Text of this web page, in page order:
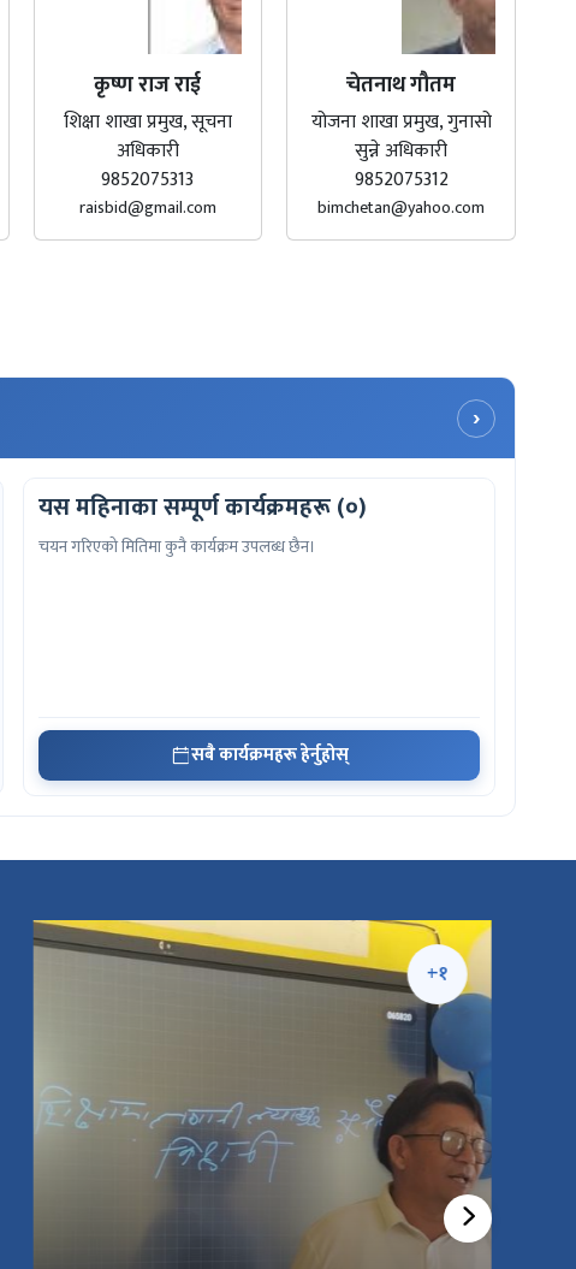
कृष्ण राज राई
शिक्षा शाखा प्रमुख, सूचना
अधिकारी
9852075313
raisbid@gmail.com
चेतनाथ गौतम
योजना शाखा प्रमुख, गुनासो
सुन्ने अधिकारी
9852075312
bimchetan@yahoo.com
›
यस महिनाका सम्पूर्ण कार्यक्रमहरू (०)
चयन गरिएको मितिमा कुनै कार्यक्रम उपलब्ध छैन।
सबै कार्यक्रमहरू हेर्नुहोस्
+१